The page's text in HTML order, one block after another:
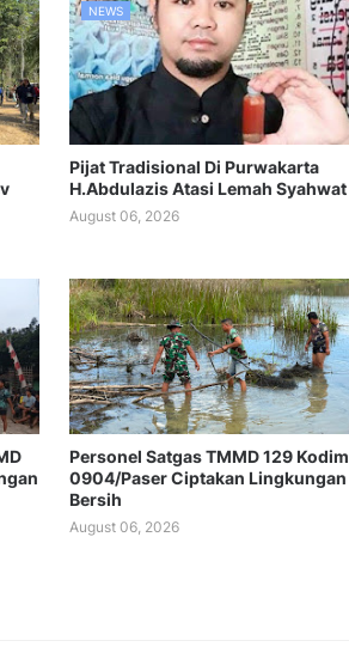
NEWS
Pijat Tradisional Di Purwakarta
H.Abdulazis Atasi Lemah Syahwat
August 06, 2026
Personel Satgas TMMD 129 Kodim
0904/Paser Ciptakan Lingkungan
Bersih
August 06, 2026